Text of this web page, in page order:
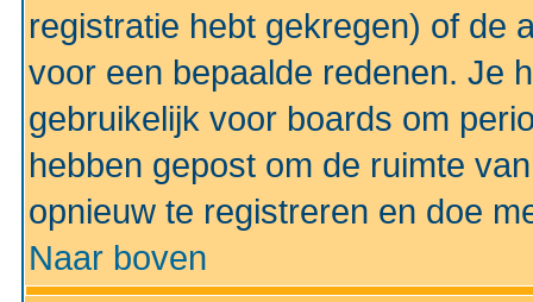
registratie hebt gekregen) of de
voor een bepaalde redenen. Je
gebruikelijk voor boards om
hebben gepost om de ruimte
opnieuw te registreren en doe
Naar boven